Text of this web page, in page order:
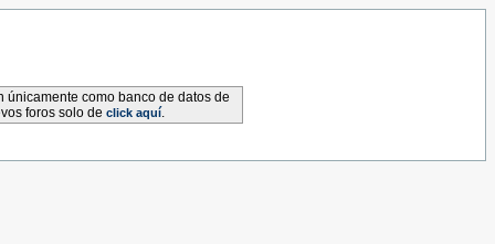
como banco de datos de
foros solo de click aquí.